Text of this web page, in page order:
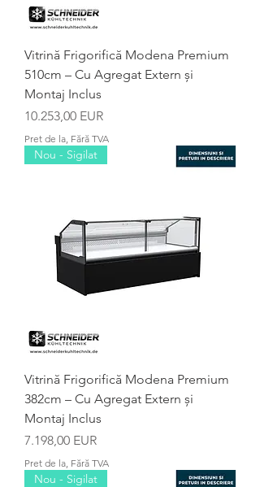
Vitrină Frigorifică Modena Premium
510cm – Cu Agregat Extern și
Montaj Inclus
Preț
10.253,00 EUR
Pret de la, Fără TVA
Nou - Sigilat
Vitrină Frigorifică Modena Premium
382cm – Cu Agregat Extern și
Montaj Inclus
Preț
7.198,00 EUR
Pret de la, Fără TVA
Nou - Sigilat